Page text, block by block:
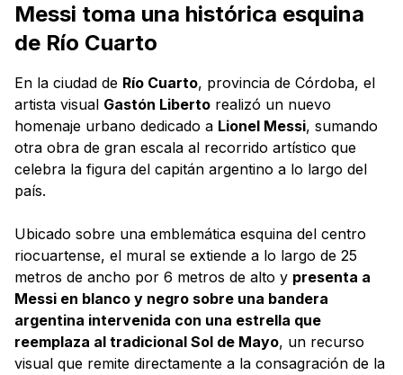
Messi toma una histórica esquina
de Río Cuarto
En la ciudad de Río Cuarto, provincia de Córdoba, el
artista visual Gastón Liberto realizó un nuevo
homenaje urbano dedicado a Lionel Messi, sumando
otra obra de gran escala al recorrido artístico que
celebra la figura del capitán argentino a lo largo del
país.
Ubicado sobre una emblemática esquina del centro
riocuartense, el mural se extiende a lo largo de 25
metros de ancho por 6 metros de alto y presenta a
Messi en blanco y negro sobre una bandera
argentina intervenida con una estrella que
reemplaza al tradicional Sol de Mayo, un recurso
visual que remite directamente a la consagración de la